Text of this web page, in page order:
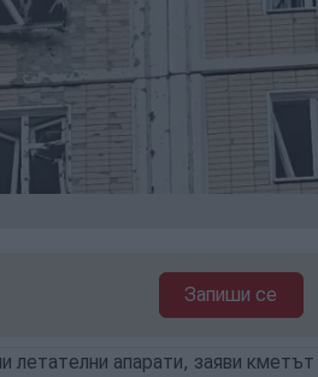
Запиши се
летателни апарати, заяви кметът